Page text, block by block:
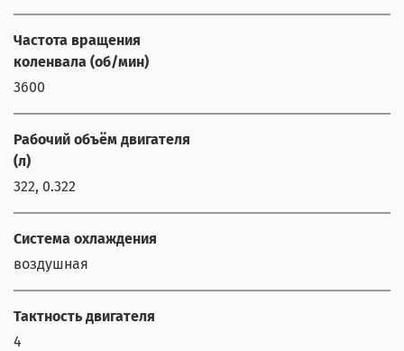
Частота вращения
коленвала (об/мин)
3600
Рабочий объём двигателя
(л)
322, 0.322
Система охлаждения
воздушная
Тактность двигателя
4